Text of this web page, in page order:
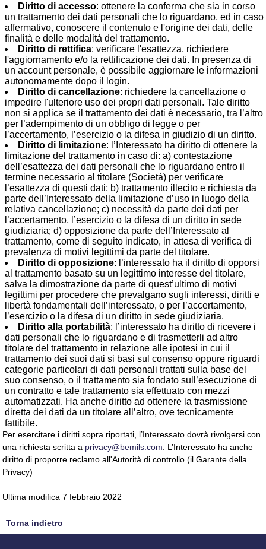
Diritto di accesso: ottenere la conferma che sia in corso
un trattamento dei dati personali che lo riguardano, ed in caso
affermativo, conoscere il contenuto e l'origine dei dati, delle
finalità e delle modalità del trattamento.
Diritto di rettifica: verificare l'esattezza, richiedere
l'aggiornamento e/o la rettificazione dei dati. In presenza di
un account personale, è possibile aggiornare le informazioni
autonomamente dopo il login.
Diritto di cancellazione: richiedere la cancellazione o
impedire l'ulteriore uso dei propri dati personali. Tale diritto
non si applica se il trattamento dei dati è necessario, tra l’altro
per l’adempimento di un obbligo di legge o per
l’accertamento, l’esercizio o la difesa in giudizio di un diritto.
Diritto di limitazione: l’Interessato ha diritto di ottenere la
limitazione del trattamento in caso di: a) contestazione
dell’esattezza dei dati personali che lo riguardano entro il
termine necessario al titolare (Società) per verificare
l’esattezza di questi dati; b) trattamento illecito e richiesta da
parte dell’Interessato della limitazione d’uso in luogo della
relativa cancellazione; c) necessità da parte dei dati per
l’accertamento, l’esercizio o la difesa di un diritto in sede
giudiziaria; d) opposizione da parte dell’Interessato al
trattamento, come di seguito indicato, in attesa di verifica di
prevalenza di motivi legittimi da parte del titolare.
Diritto di opposizione: l’interessato ha il diritto di opporsi
al trattamento basato su un legittimo interesse del titolare,
salva la dimostrazione da parte di quest’ultimo di motivi
legittimi per procedere che prevalgano sugli interessi, diritti e
libertà fondamentali dell’interessato, o per l’accertamento,
l’esercizio o la difesa di un diritto in sede giudiziaria.
Diritto alla portabilità: l’interessato ha diritto di ricevere i
dati personali che lo riguardano e di trasmetterli ad altro
titolare del trattamento in relazione alle ipotesi in cui il
trattamento dei suoi dati si basi sul consenso oppure riguardi
categorie particolari di dati personali trattati sulla base del
suo consenso, o il trattamento sia fondato sull’esecuzione di
un contratto e tale trattamento sia effettuato con mezzi
automatizzati. Ha anche diritto ad ottenere la trasmissione
diretta dei dati da un titolare all’altro, ove tecnicamente
fattibile.
Per esercitare i diritti sopra riportati, l’Interessato dovrà rivolgersi con
una richiesta scritta a privacy@bemils.com . L’Interessato ha anche
diritto di proporre reclamo all'Autorità di controllo (il Garante della
Privacy)
Ultima modifica 7 febbraio 2022
Torna indietro